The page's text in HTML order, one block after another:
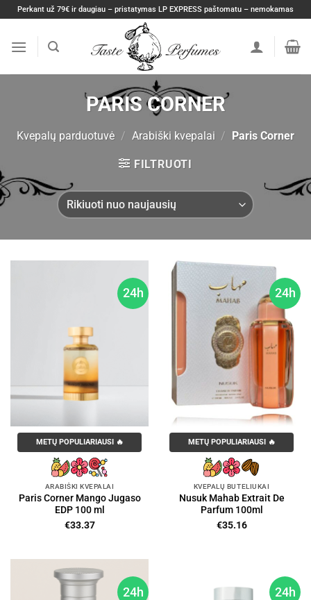
Skip
content
Perkant už 79€ ir daugiau – pristatymas LP EXPRESS paštomatu – nemokamas
PARIS CORNER
Kvepalų parduotuvė / Arabiški kvepalai / Paris Corner
FILTRUOTI
24h
METŲ POPULIARIAUSI 🔥
ARABIŠKI KVEPALAI
Paris Corner Mango Jugaso
EDP 100 ml
€33.37
24h
METŲ POPULIARIAUSI 🔥
KVEPALŲ BUTELIUKAI
Nusuk Mahab Extrait De
Parfum 100ml
€35.16
24h 24h